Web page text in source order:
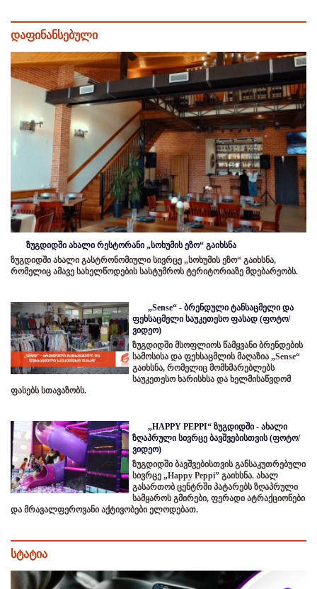
დაფინანსებული
ზუგდიდში ახალი რესტორანი „სოხუმის ეზო“ გაიხსნა
ზუგდიდში ახალი გასტრონომიული სივრცე „სოხუმის ეზო“ გაიხსნა,
რომელიც ამავე სახელწოდების სასტუმროს ტერიტორიაზე მდებარეობს.
„Sense“ - ბრენდული ტანსაცმელი და
ფეხსაცმელი საუკეთესო ფასად (ფოტო/
ვიდეო)
ზუგდიდში მსოფლიოს წამყვანი ბრენდების
სამოსისა და ფეხსაცმლის მაღაზია „Sense“
გაიხსნა, რომელიც მომხმარებლებს
საუკეთესო ხარისხსა და ხელმისაწვდომ
ფასებს სთავაზობს.
„HAPPY PEPPI“ ზუგდიდში - ახალი
ზღაპრული სივრცე ბავშვებისთვის (ფოტო/
ვიდეო)
ზუგდიდში ბავშვებისთვის განსაკუთრებული
სივრცე „Happy Peppi” გაიხსნა. ახალ
გასართობ ცენტრში პატარებს ზღაპრული
სამყაროს გმირები, ფერადი ატრაქციონები
და მრავალფეროვანი აქტივობები ელოდებათ.
სტატია